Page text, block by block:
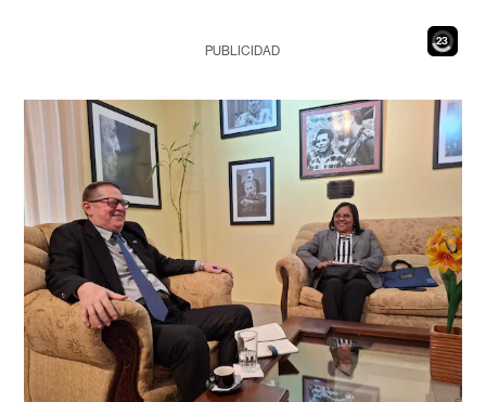
21
PUBLICIDAD